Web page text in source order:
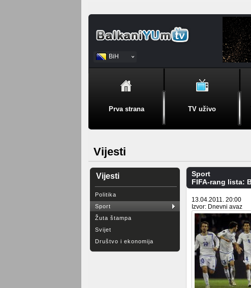
BiH
Srpski
Prva strana TV uživo
Vijesti
Vijesti
Politika
Sport
Žuta štampa
Svijet
Društvo i ekonomija
Sport
FIFA-rang lista:
13.04.2011. 20:00
Izvor: Dnevni avaz